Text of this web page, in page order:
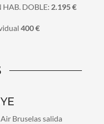
HAB. DOBLE: 2.195 €
400 €
Bruselas salida